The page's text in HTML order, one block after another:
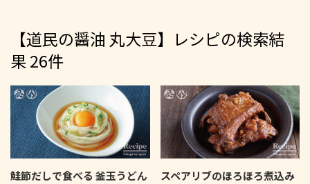
【道⺠の醤油 丸⼤⾖】レシピの検索結
果 26件
鮭節だしで食べる 釜玉うどん スペアリブのほろほろ煮込み